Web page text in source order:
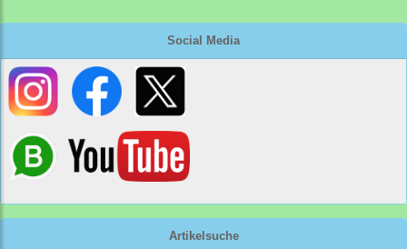
Social Media
Artikelsuche